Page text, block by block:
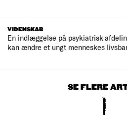
VIDENSKAB
En indlæggelse på psykiatrisk
kan ændre et ungt menneskes
SE FLERE